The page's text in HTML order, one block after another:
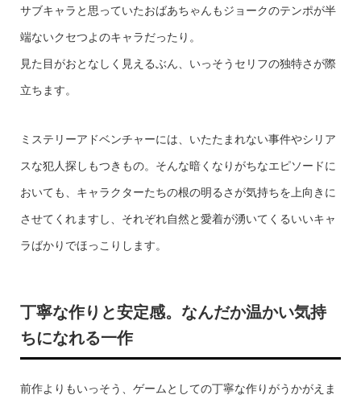
サブキャラと思っていたおばあちゃんもジョークのテンポが半
端ないクセつよのキャラだったり。
見た目がおとなしく見えるぶん、いっそうセリフの独特さが際
立ちます。
ミステリーアドベンチャーには、いたたまれない事件やシリア
スな犯人探しもつきもの。そんな暗くなりがちなエピソードに
おいても、キャラクターたちの根の明るさが気持ちを上向きに
させてくれますし、それぞれ自然と愛着が湧いてくるいいキャ
ラばかりでほっこりします。
丁寧な作りと安定感。なんだか温かい気持
ちになれる一作
前作よりもいっそう、ゲームとしての丁寧な作りがうかがえま